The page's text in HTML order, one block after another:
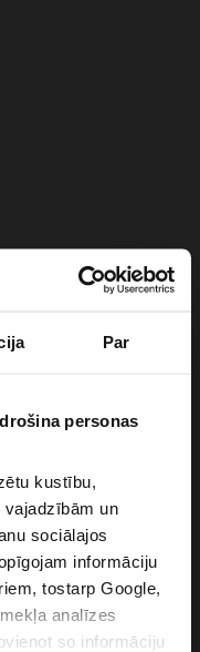
Par
personas
kustību,
un
sociālajos
informāciju
tostarp Google,
analīzes
so informāciju